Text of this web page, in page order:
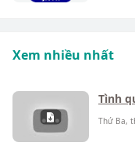
Xem nhiều nhất
Tình
Thứ Ba,